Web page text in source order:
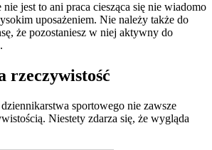
nie jest to ani praca ciesząca się nie wiadomo
uposażeniem. Nie należy także do
że pozostaniesz w niej aktywny do
rzeczywistość
sportowego nie zawsze
Niestety zdarza się, że wygląda